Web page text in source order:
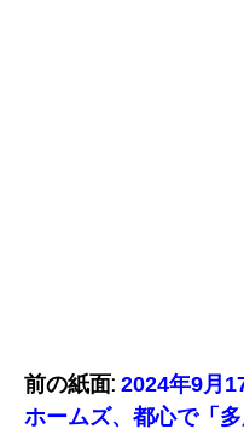
前の紙面: 2024年9月
ホームズ、都心で「